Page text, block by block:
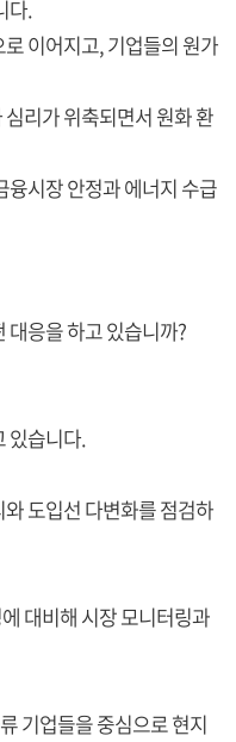
다.
이어지고, 기업들의 원가
리가 위축되면서 원화 환
융시장 안정과 에너지 수급
대응을 하고 있습니까?
있습니다.
도입선 다변화를 점검하
대비해 시장 모니터링과
기업들을 중심으로 현지